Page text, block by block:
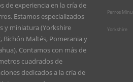
de experiencia en la cría de
Estamos especializados
y miniatura (Yorkshire
Bichón Maltés, Pomerania y
Contamos con más de
cuadrados de
dedicados a la cría de
Perros
Yorkshire